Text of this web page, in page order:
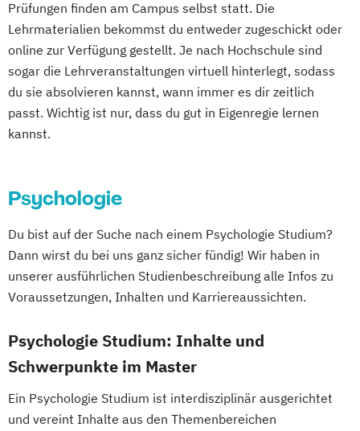
Betriebswirt/in im Pflegemanagement
Betriebswirtschaftslehre
Betriebswirtschaftslehre und Customer
Experience Management
Betriebswirtschaftslehre und Führung
Management
Business Intelligence
Business Intelligence (DE/EN)
Coaching und Supervision
Computer Science (DE/EN)
Controlling
Customer Centricity
Cyber Security (DE/EN)
Data Management (DE/EN)
DevOps und Cloud Computing (DE/EN)
Prüfungen finden am Campus selbst statt. Die
Lehrmaterialien bekommst du entweder zugeschickt oder
online zur Verfügung gestellt. Je nach Hochschule sind
sogar die Lehrveranstaltungen virtuell hinterlegt, sodass
du sie absolvieren kannst, wann immer es dir zeitlich
passt. Wichtig ist nur, dass du gut in Eigenregie lernen
kannst.
Psychologie
Du bist auf der Suche nach einem Psychologie Studium?
Dann wirst du bei uns ganz sicher fündig! Wir haben in
unserer ausführlichen Studienbeschreibung alle Infos zu
Voraussetzungen, Inhalten und Karriereaussichten.
Psychologie Studium: Inhalte und
Schwerpunkte im Master
Ein Psychologie Studium ist interdisziplinär ausgerichtet
und vereint Inhalte aus den Themenbereichen